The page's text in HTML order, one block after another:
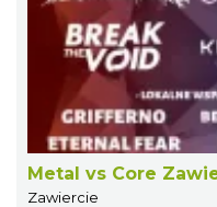
Metal vs Core
Zawiercie